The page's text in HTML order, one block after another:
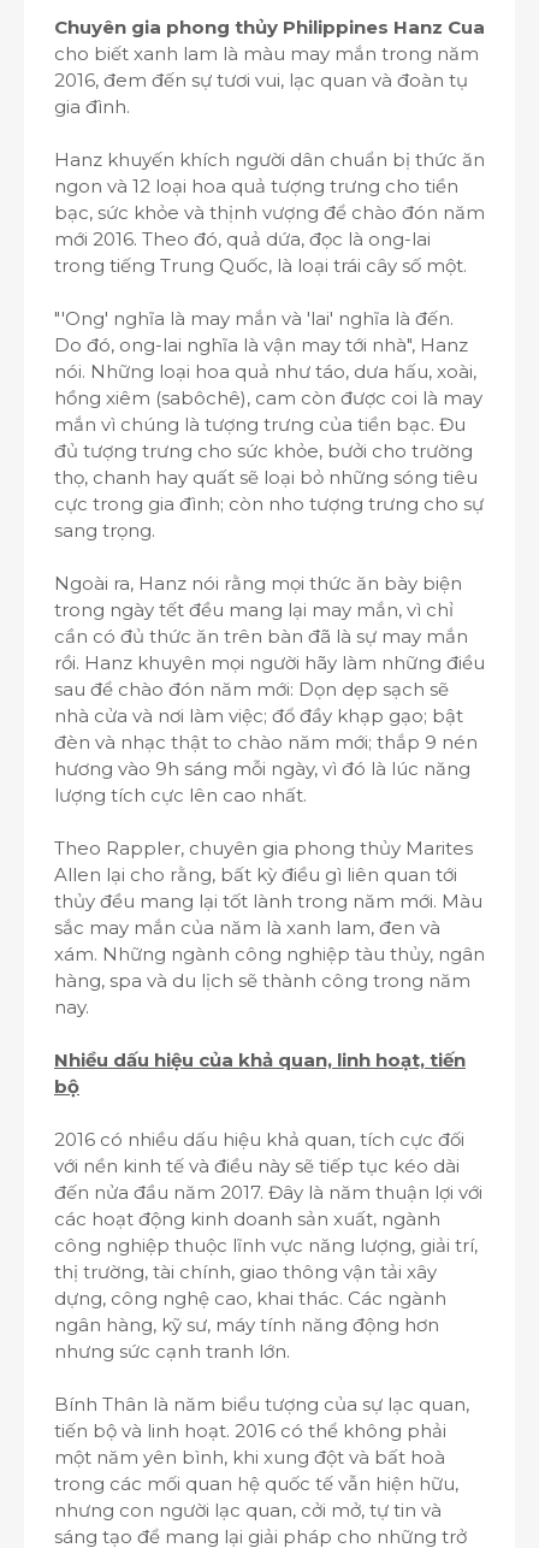
Chuyên gia phong thủy Philippines Hanz Cua
cho biết xanh lam là màu may mắn trong năm
2016, đem đến sự tươi vui, lạc quan và đoàn tụ
gia đình.
Hanz khuyến khích người dân chuẩn bị thức ăn
ngon và 12 loại hoa quả tượng trưng cho tiền
bạc, sức khỏe và thịnh vượng để chào đón năm
mới 2016. Theo đó, quả dứa, đọc là ong-lai
trong tiếng Trung Quốc, là loại trái cây số một.
"'Ong' nghĩa là may mắn và 'lai' nghĩa là đến.
Do đó, ong-lai nghĩa là vận may tới nhà", Hanz
nói. Những loại hoa quả như táo, dưa hấu, xoài,
hồng xiêm (sabôchê), cam còn được coi là may
mắn vì chúng là tượng trưng của tiền bạc. Đu
đủ tượng trưng cho sức khỏe, bưởi cho trường
thọ, chanh hay quất sẽ loại bỏ những sóng tiêu
cực trong gia đình; còn nho tượng trưng cho sự
sang trọng.
Ngoài ra, Hanz nói rằng mọi thức ăn bày biện
trong ngày tết đều mang lại may mắn, vì chỉ
cần có đủ thức ăn trên bàn đã là sự may mắn
rồi. Hanz khuyên mọi người hãy làm những điều
sau để chào đón năm mới: Dọn dẹp sạch sẽ
nhà cửa và nơi làm việc; đổ đầy khạp gạo; bật
đèn và nhạc thật to chào năm mới; thắp 9 nén
hương vào 9h sáng mỗi ngày, vì đó là lúc năng
lượng tích cực lên cao nhất.
Theo Rappler, chuyên gia phong thủy Marites
Allen lại cho rằng, bất kỳ điều gì liên quan tới
thủy đều mang lại tốt lành trong năm mới. Màu
sắc may mắn của năm là xanh lam, đen và
xám. Những ngành công nghiệp tàu thủy, ngân
hàng, spa và du lịch sẽ thành công trong năm
nay.
Nhiều dấu hiệu của khả quan, linh hoạt, tiến
bộ
2016 có nhiều dấu hiệu khả quan, tích cực đối
với nền kinh tế và điều này sẽ tiếp tục kéo dài
đến nửa đầu năm 2017. Đây là năm thuận lợi với
các hoạt động kinh doanh sản xuất, ngành
công nghiệp thuộc lĩnh vực năng lượng, giải trí,
thị trường, tài chính, giao thông vận tải xây
dựng, công nghệ cao, khai thác. Các ngành
ngân hàng, kỹ sư, máy tính năng động hơn
nhưng sức cạnh tranh lớn.
Bính Thân là năm biểu tượng của sự lạc quan,
tiến bộ và linh hoạt. 2016 có thể không phải
một năm yên bình, khi xung đột và bất hoà
trong các mối quan hệ quốc tế vẫn hiện hữu,
nhưng con người lạc quan, cởi mở, tự tin và
sáng tạo để mang lại giải pháp cho những trở